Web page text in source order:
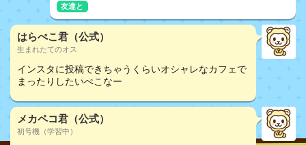
友達と
はらぺこ君（公式）
生まれたてのオス
インスタに投稿できちゃうくらいオシャレなカフェで
まったりしたいぺこなー
メカペコ君（公式）
初号機（学習中）